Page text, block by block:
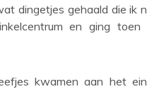
dingetjes gehaald die ik
en ging toen
kwamen aan het